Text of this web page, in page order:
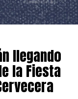
llegando
la Fiesta